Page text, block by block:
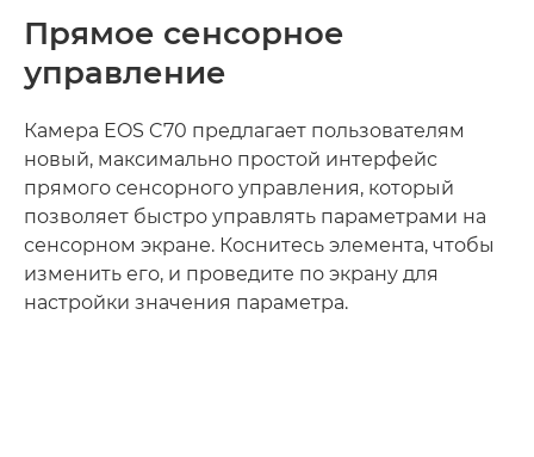
ПРОФЕССИОНАЛЬНЫЙ ИНТЕРФЕЙС
Прямое сенсорное
управление
Камера EOS C70 предлагает пользователям
новый, максимально простой интерфейс
прямого сенсорного управления, который
позволяет быстро управлять параметрами на
сенсорном экране. Коснитесь элемента, чтобы
изменить его, и проведите по экрану для
настройки значения параметра.